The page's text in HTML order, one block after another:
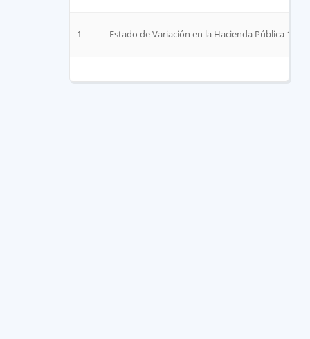
1 Estado de Variación en la Hacienda Pública 1º